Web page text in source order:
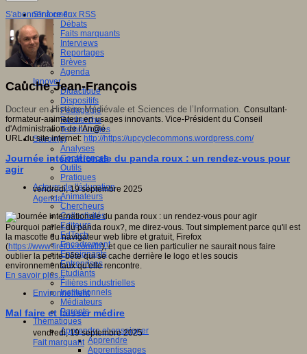
S'informer
Débats
Faits marquants
Interviews
Reportages
Brèves
Agenda
Innover
Didactique
Dispositifs
Pédagogie
Recherche
Technologies
Savoir(s)
Analyses
Conférences
Outils
Pratiques
Acteurs de l'éducation
Animateurs
Chercheurs
Collectivités
Editeurs
EdTech
Encadrement
Enseignants
Entreprises
Etudiants
Filières industrielles
Institutionnels
Médiateurs
Parents
Thématiques
Apprendre et enseigner
Apprendre
Apprentissages
S'abonner à ce flux RSS
Cauche Jean-François
Docteur en Histoire Médiévale et Sciences de l’Information. Consultant-
formateur-animateur en usages innovants. Vice-Président du Conseil
d'Administration de l'An@é.
URL du site internet: http://https://upcyclecommons.wordpress.com/
Journée internationale du panda roux : un rendez-vous pour
agir
vendredi, 19 septembre 2025
Agenda
Pourquoi parler du panda roux?, me direz-vous. Tout simplement parce qu'il est
la mascotte du navigateur web libre et gratuit, Firefox
(https://www.firefox.com/fr/), et que ce lien particulier ne saurait nous faire
oublier la petite bête qui se cache derrière le logo et les soucis
environnementaux qu'elle rencontre.
En savoir plus...
Environnement
Mal faire et laisser médire
vendredi, 19 septembre 2025
Fait marquant